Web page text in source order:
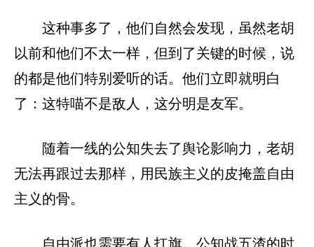
这种事多了，他们自然会发现，虽然老胡
以前和他们不太一样，但到了关键的时候，说
的都是他们特别爱听的话。他们立即就明白
了：这特喵不是敌人，这分明是友军。
随着一线的公知失去了舆论影响力，老胡
无法再跟过去那样，用民族主义的皮掩盖自由
主义的骨。
自由派也需要有人扛旗。公知战五渣的时